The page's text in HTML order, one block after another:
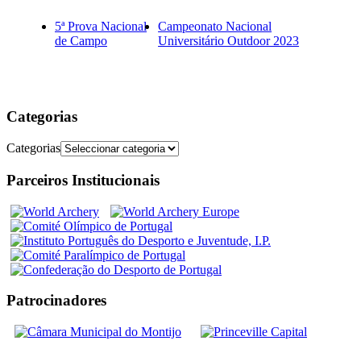
5ª Prova Nacional
de Campo
Campeonato Nacional
Universitário Outdoor 2023
Categorias
Categorias
Parceiros Institucionais
Patrocinadores